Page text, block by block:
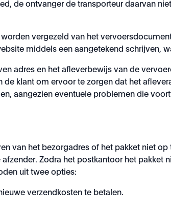
de ontvanger de transporteur daarvan
vergezeld van het
middels een aangetekend schrijven,
adres en het afleverbewijs van de
klant om ervoor te zorgen dat het
aangezien eventuele problemen die
van het bezorgadres of het pakket niet
Zodra het postkantoor het
uit twee opties:
verzendkosten te betalen.